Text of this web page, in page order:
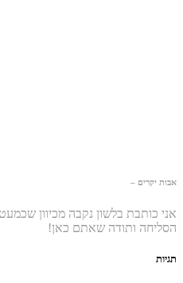
אבות יקרים –
אני כותבת בלשון נקבה מכיוון
הסליחה ותודה שאתם כאן!
תגיות